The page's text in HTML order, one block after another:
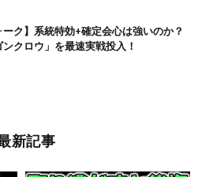
ーク】系統特効+確定会心は強いのか？
クロウ」を最速実戦投入！
新記事